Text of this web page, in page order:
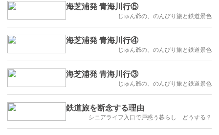
海芝浦発 青海川行⑤
じゅん爺の、のんびり旅と鉄道景色
海芝浦発 青海川行④
じゅん爺の、のんびり旅と鉄道景色
海芝浦発 青海川行③
じゅん爺の、のんびり旅と鉄道景色
鉄道旅を断念する理由
シニアライフ入口で戸惑う暮らし どうする？